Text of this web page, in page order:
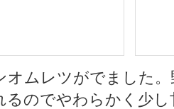
オムレツがでました
るのでやわらかく少